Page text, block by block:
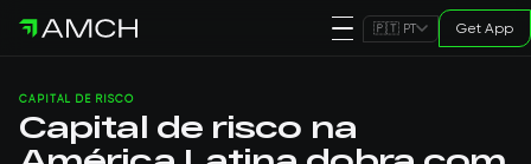
🇵🇹 PT Get App
CAPITAL DE RISCO
Capital de risco na